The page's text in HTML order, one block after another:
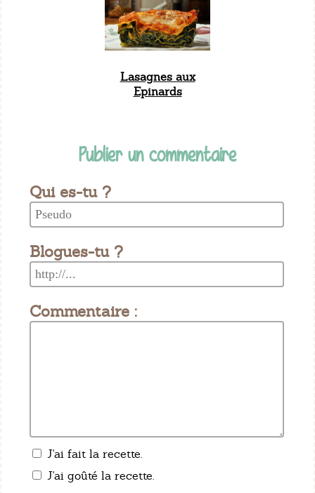
Lasagnes aux
Epinards
Publier un commentaire
Qui es-tu ?
Blogues-tu ?
Commentaire :
J'ai fait la recette.
J'ai goûté la recette.